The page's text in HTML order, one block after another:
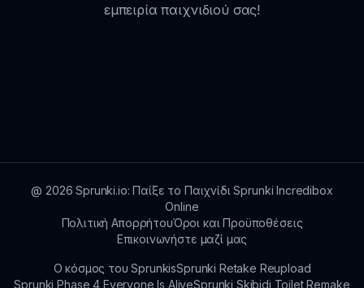
εμπειρία παιχνιδιού σας!
@ 2026 Sprunki.io: Παίξε το Παιχνίδι Sprunki Incredibox
Online
Πολιτική ΑπορρήτουΌροι και Προϋποθέσεις
Επικοινωνήστε μαζί μας
Ο κόσμος του SprunkisSprunki Retake Reupload
Sprunki Phase 4 Everyone Is AliveSprunki Skibidi Toilet Remake